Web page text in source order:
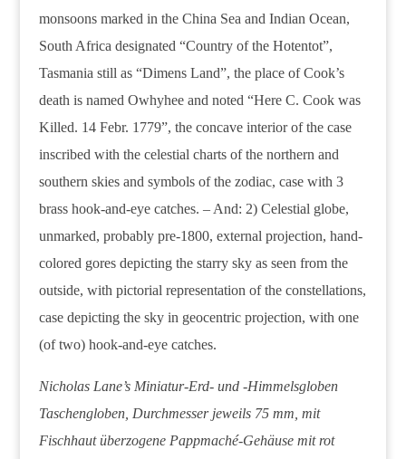
monsoons marked in the China Sea and Indian Ocean,
South Africa designated “Country of the Hotentot”,
Tasmania still as “Dimens Land”, the place of Cook’s
death is named Owhyhee and noted “Here C. Cook was
Killed. 14 Febr. 1779”, the concave interior of the case
inscribed with the celestial charts of the northern and
southern skies and symbols of the zodiac, case with 3
brass hook-and-eye catches. – And: 2) Celestial globe,
unmarked, probably pre-1800, external projection, hand-
colored gores depicting the starry sky as seen from the
outside, with pictorial representation of the constellations,
case depicting the sky in geocentric projection, with one
(of two) hook-and-eye catches.
Nicholas Lane’s Miniatur-Erd- und -Himmelsgloben
Taschengloben, Durchmesser jeweils 75 mm, mit
Fischhaut überzogene Pappmaché-Gehäuse mit rot